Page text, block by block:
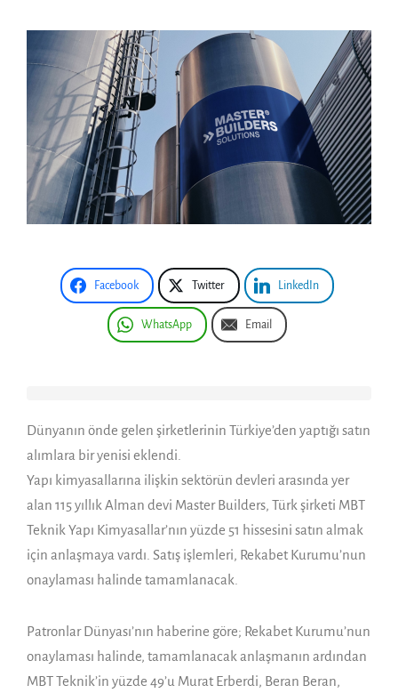
Facebook Twitter LinkedIn
WhatsApp Email
Dünyanın önde gelen şirketlerinin Türkiye’den yaptığı satın
alımlara bir yenisi eklendi.
Yapı kimyasallarına ilişkin sektörün devleri arasında yer
alan 115 yıllık Alman devi Master Builders, Türk şirketi MBT
Teknik Yapı Kimyasallar’nın yüzde 51 hissesini satın almak
için anlaşmaya vardı. Satış işlemleri, Rekabet Kurumu’nun
onaylaması halinde tamamlanacak.
Patronlar Dünyası’nın haberine göre; Rekabet Kurumu’nun
onaylaması halinde, tamamlanacak anlaşmanın ardından
MBT Teknik’in yüzde 49’u Murat Erberdi, Beran Beran,